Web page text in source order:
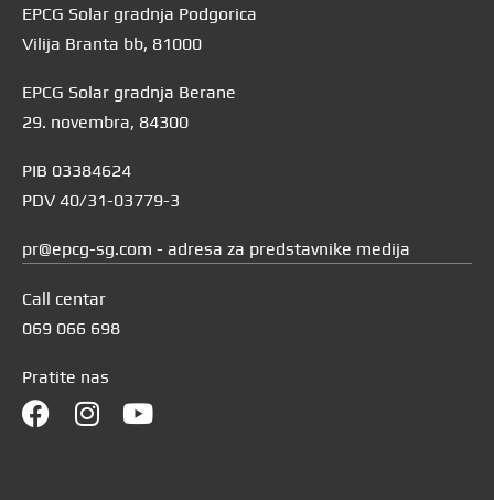
EPCG Solar gradnja Podgorica
Vilija Branta bb, 81000
EPCG Solar gradnja Berane
29. novembra, 84300
PIB 03384624
PDV 40/31-03779-3
pr@epcg-sg.com - adresa za predstavnike medija
Call centar
069 066 698
Pratite nas